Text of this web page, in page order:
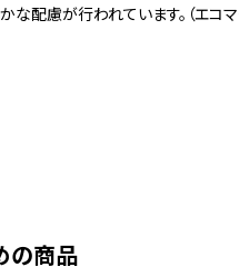
配慮が行われています。（エコ
の商品